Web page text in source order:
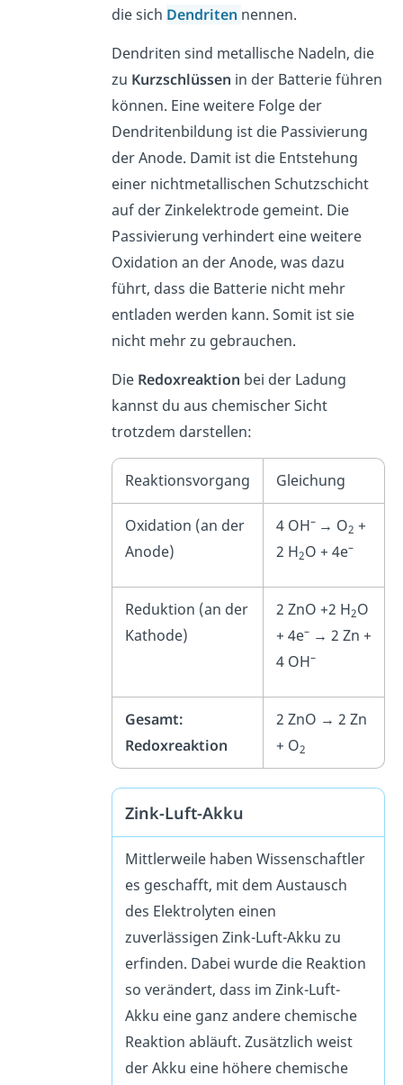
die sich Dendriten nennen.
Dendriten sind metallische Nadeln, die
zu Kurzschlüssen in der Batterie führen
können. Eine weitere Folge der
Dendritenbildung ist die Passivierung
der Anode. Damit ist die Entstehung
einer nichtmetallischen Schutzschicht
auf der Zinkelektrode gemeint. Die
Passivierung verhindert eine weitere
Oxidation an der Anode, was dazu
führt, dass die Batterie nicht mehr
entladen werden kann. Somit ist sie
nicht mehr zu gebrauchen.
Die Redoxreaktion bei der Ladung
kannst du aus chemischer Sicht
trotzdem darstellen:
Reaktionsvorgang Gleichung
Oxidation (an der
Anode)
4 OH– → O2 +
2 H2O + 4e–
Reduktion (an der
Kathode)
2 ZnO +2 H2O
+ 4e–→ 2 Zn +
4 OH–
Gesamt:
Redoxreaktion
2 ZnO → 2 Zn
+ O2
Zink-Luft-Akku
Mittlerweile haben Wissenschaftler
es geschafft, mit dem Austausch
des Elektrolyten einen
zuverlässigen Zink-Luft-Akku zu
erfinden. Dabei wurde die Reaktion
so verändert, dass im Zink-Luft-
Akku eine ganz andere chemische
Reaktion abläuft. Zusätzlich weist
der Akku eine höhere chemische